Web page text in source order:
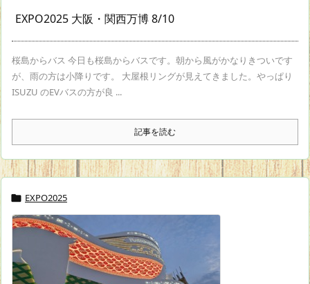
EXPO2025 大阪・関西万博 8/10
桜島からバス 今日も桜島からバスです。朝から風がかなりきついです
が、雨の方は小降りです。 大屋根リングが見えてきました。やっぱり
ISUZU のEVバスの方が良 ...
記事を読む
 EXPO2025